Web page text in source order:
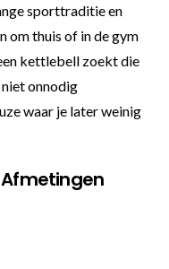
sporttraditie en
om thuis of in de gym
kettlebell zoekt die
onnodig
waar je later weinig